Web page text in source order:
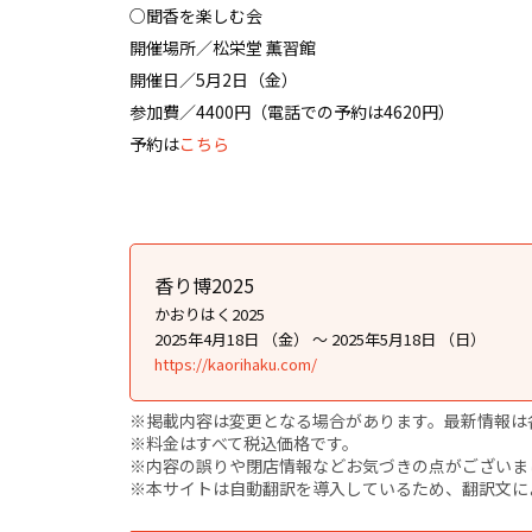
○聞香を楽しむ会
開催場所／松栄堂 薫習館
開催日／5月2日（金）
参加費／4400円（電話での予約は4620円）
予約はこちら
香り博2025
かおりはく2025
2025年4月18日 （金） ～ 2025年5月18日 （日）
https://kaorihaku.com/
※掲載内容は変更となる場合があります。最新情報
※料金はすべて税込価格です。
※内容の誤りや閉店情報などお気づきの点がござい
※本サイトは自動翻訳を導入しているため、翻訳文